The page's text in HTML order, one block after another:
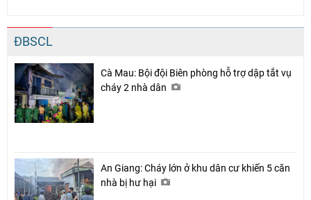
ĐBSCL
Cà Mau: Bội đội Biên phòng hỗ trợ dập tắt vụ
cháy 2 nhà dân
An Giang: Cháy lớn ở khu dân cư khiến 5 căn
nhà bị hư hại